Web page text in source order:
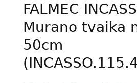
FALMEC
Murano tvaika
50cm